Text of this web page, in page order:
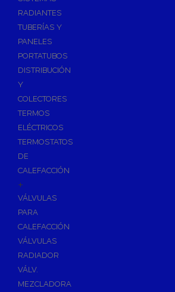
Ósmosis con Depósito
Recambios de Ósmosis
Grifería de Ósmosis
Regulación y Dosificación de Agua
RADIANTES
TUBERÍAS Y
PANELES
PORTATUBOS
DISTRIBUCIÓN
Y
COLECTORES
TERMOS
ELÉCTRICOS
TERMOSTATOS
DE
CALEFACCIÓN
+
VÁLVULAS
PARA
CALEFACCIÓN
VÁLVULAS
RADIADOR
VÁLV.
MEZCLADORA